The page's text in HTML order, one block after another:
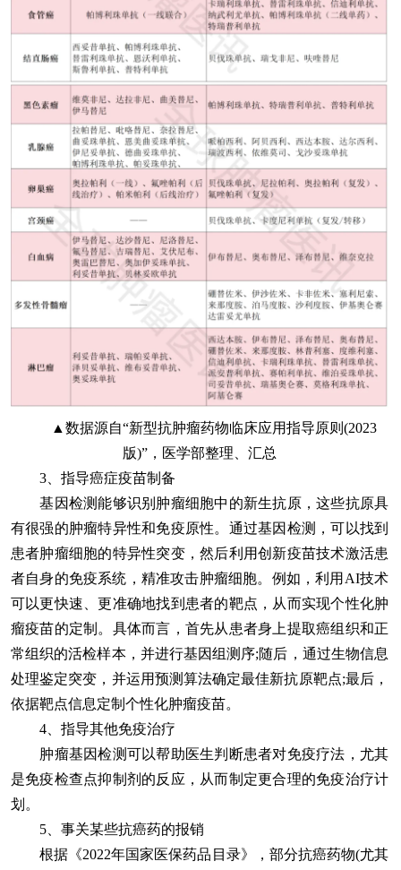
▲数据源自“新型抗肿瘤药物临床应用指导原则(2023
版)”，医学部整理、汇总
3、指导癌症疫苗制备
基因检测能够识别肿瘤细胞中的新生抗原，这些抗原具
有很强的肿瘤特异性和免疫原性。通过基因检测，可以找到
患者肿瘤细胞的特异性突变，然后利用创新疫苗技术激活患
者自身的免疫系统，精准攻击肿瘤细胞。例如，利用AI技术
可以更快速、更准确地找到患者的靶点，从而实现个性化肿
瘤疫苗的定制。具体而言，首先从患者身上提取癌组织和正
常组织的活检样本，并进行基因组测序;随后，通过生物信息
处理鉴定突变，并运用预测算法确定最佳新抗原靶点;最后，
依据靶点信息定制个性化肿瘤疫苗。
4、指导其他免疫治疗
肿瘤基因检测可以帮助医生判断患者对免疫疗法，尤其
是免疫检查点抑制剂的反应，从而制定更合理的免疫治疗计
划。
5、事关某些抗癌药的报销
根据《2022年国家医保药品目录》，部分抗癌药物(尤其